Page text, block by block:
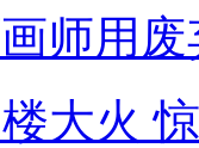
师用
楼大火